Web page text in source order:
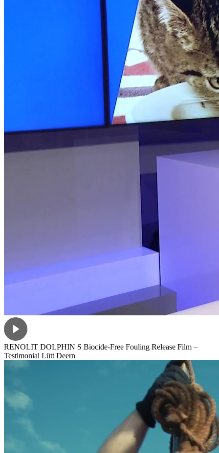
RENOLIT DOLPHIN S Biocide-Free Fouling Release Film –
Testimonial Lütt Deern